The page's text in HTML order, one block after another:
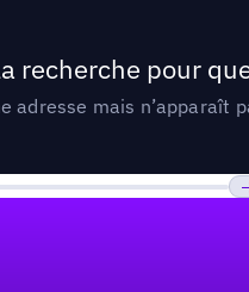
recherche pour
mais n’apparaît